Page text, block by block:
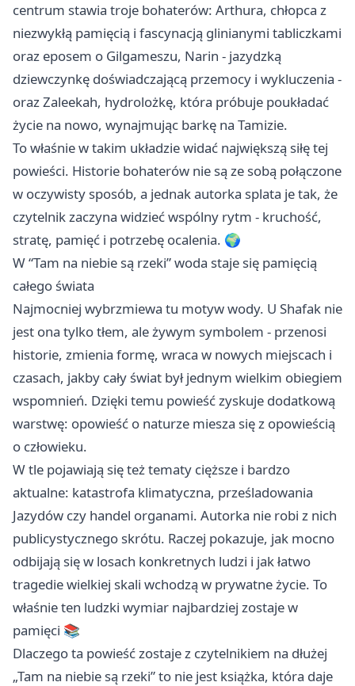
centrum stawia troje bohaterów: Arthura, chłopca z
niezwykłą pamięcią i fascynacją glinianymi tabliczkami
oraz eposem o Gilgameszu, Narin - jazydzką
dziewczynkę doświadczającą przemocy i wykluczenia -
oraz Zaleekah, hydrolożkę, która próbuje poukładać
życie na nowo, wynajmując barkę na Tamizie.
To właśnie w takim układzie widać największą siłę tej
powieści. Historie bohaterów nie są ze sobą połączone
w oczywisty sposób, a jednak autorka splata je tak, że
czytelnik zaczyna widzieć wspólny rytm - kruchość,
stratę, pamięć i potrzebę ocalenia. 🌍
W “Tam na niebie są rzeki” woda staje się pamięcią
całego świata
Najmocniej wybrzmiewa tu motyw wody. U Shafak nie
jest ona tylko tłem, ale żywym symbolem - przenosi
historie, zmienia formę, wraca w nowych miejscach i
czasach, jakby cały świat był jednym wielkim obiegiem
wspomnień. Dzięki temu powieść zyskuje dodatkową
warstwę: opowieść o naturze miesza się z opowieścią
o człowieku.
W tle pojawiają się też tematy cięższe i bardzo
aktualne: katastrofa klimatyczna, prześladowania
Jazydów czy handel organami. Autorka nie robi z nich
publicystycznego skrótu. Raczej pokazuje, jak mocno
odbijają się w losach konkretnych ludzi i jak łatwo
tragedie wielkiej skali wchodzą w prywatne życie. To
właśnie ten ludzki wymiar najbardziej zostaje w
pamięci 📚
Dlaczego ta powieść zostaje z czytelnikiem na dłużej
„Tam na niebie są rzeki” to nie jest książka, która daje